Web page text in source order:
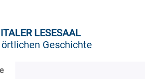
LESESAAL
Geschichte